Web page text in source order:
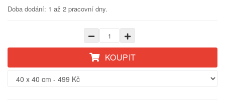
Doba dodání: 1 až 2 pracovní dny.
KOUPIT